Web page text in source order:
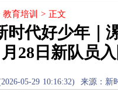
教育培训 > 正文
时代好少年｜
月28日新队员
05-29 10:16:32) 来源： 新